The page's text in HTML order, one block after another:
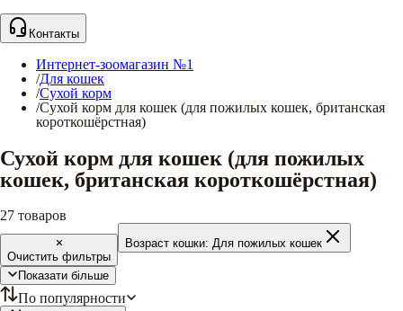
Контакты
Интернет-зоомагазин №1
/Для кошек
/Сухой корм
/Сухой корм для кошек (для пожилых кошек, британская
короткошёрстная)
Сухой корм для кошек (для пожилых
кошек, британская короткошёрстная)
27 товаров
Очистить фильтры
Возраст кошки: Для пожилых кошек
Показати більше
По популярности